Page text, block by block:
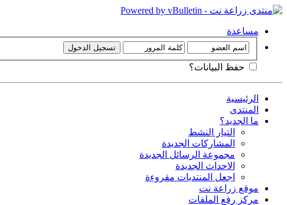
مساعدة
حفظ البيانات؟
الرئيسية
المنتدى
ما الجديد؟
التيار النشط
المشاركات الجديدة
مجموعة الرسائل الجديدة
الاحداث الجديدة
اجعل المنتديات مقروءة
موقع زراعة نت
مركز رفع الملفات